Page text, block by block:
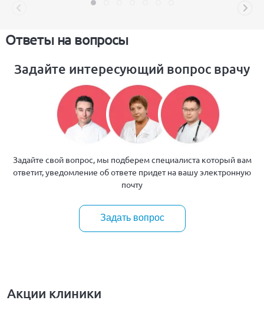
Ответы на вопросы
Задайте интересующий вопрос врачу
Задайте свой вопрос, мы подберем специалиста который вам
ответит, уведомление об ответе придет на вашу электронную
почту
Задать вопрос
Акции клиники